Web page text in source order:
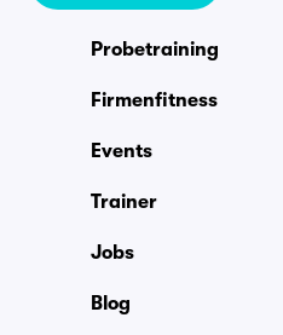
Probetraining
Firmenfitness
Events
Trainer
Jobs
Blog